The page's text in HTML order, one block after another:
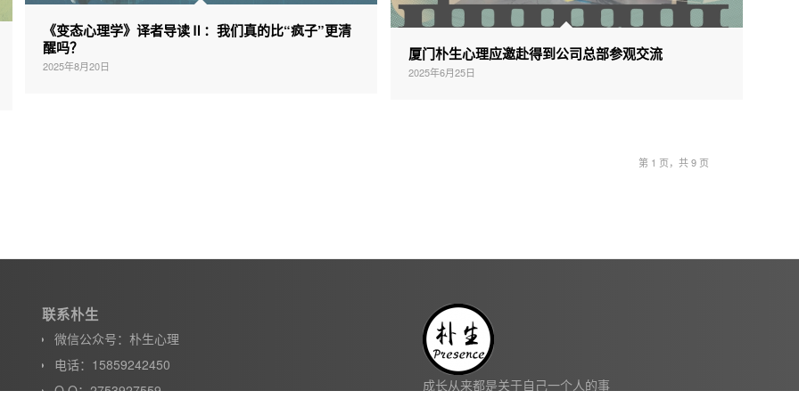
《变态心理学》译者导读Ⅱ：我们真的比“疯子”更清
醒吗？
2025年8月20日
厦门朴生心理应邀赴得到公司总部参观交流
2025年6月25日
第 1 页，共 9 页
联系朴生
微信公众号：朴生心理
电话：15859242450
Q Q：2753927559
成长从来都是关于自己一个人的事